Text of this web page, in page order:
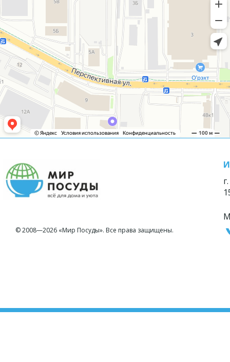
© 2008—2026 «Мир Посуды». Все права защищены.